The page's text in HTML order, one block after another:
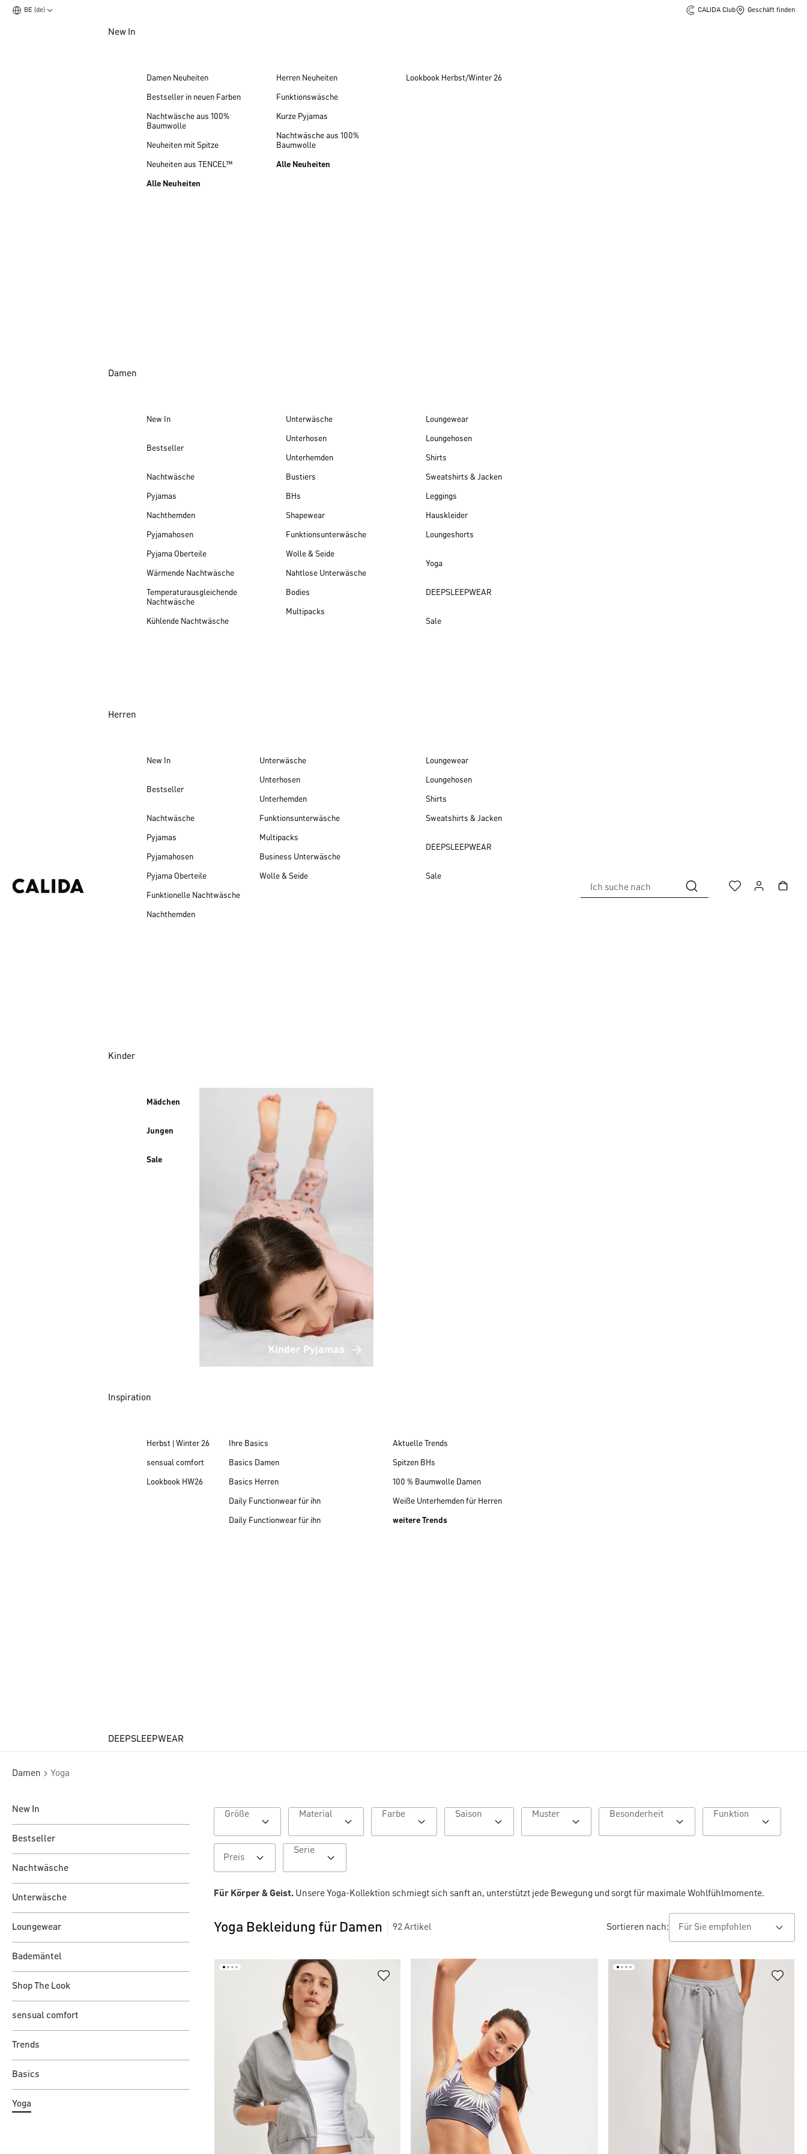
BE (de) CALIDA Club Geschäft finden
Zum Hauptinhalt springenNew In
Damen Neuheiten
Bestseller in neuen Farben
Nachtwäsche aus 100%
Baumwolle
Neuheiten mit Spitze
Neuheiten aus TENCEL™
Alle Neuheiten
Herren Neuheiten
Funktionswäsche
Kurze Pyjamas
Nachtwäsche aus 100%
Baumwolle
Alle Neuheiten
Lookbook Herbst/Winter 26
Damen
New In
Bestseller
Nachtwäsche
Pyjamas
Nachthemden
Pyjamahosen
Pyjama Oberteile
Wärmende Nachtwäsche
Temperaturausgleichende
Nachtwäsche
Kühlende Nachtwäsche
Unterwäsche
Unterhosen
Unterhemden
Bustiers
BHs
Shapewear
Funktionsunterwäsche
Wolle & Seide
Nahtlose Unterwäsche
Bodies
Multipacks
Loungewear
Loungehosen
Shirts
Sweatshirts & Jacken
Leggings
Hauskleider
Loungeshorts
Yoga
DEEPSLEEPWEAR
Sale
Herren
New In
Bestseller
Nachtwäsche
Pyjamas
Pyjamahosen
Pyjama Oberteile
Funktionelle Nachtwäsche
Nachthemden
Unterwäsche
Unterhosen
Unterhemden
Funktionsunterwäsche
Multipacks
Business Unterwäsche
Wolle & Seide
Loungewear
Loungehosen
Shirts
Sweatshirts & Jacken
DEEPSLEEPWEAR
Sale
Kinder
Mädchen
Jungen
Sale
Kinder Pyjamas
Inspiration
Herbst | Winter 26
sensual comfort
Lookbook HW26
Ihre Basics
Basics Damen
Basics Herren
Daily Functionwear für ihn
Daily Functionwear für ihn
Aktuelle Trends
Spitzen BHs
100 % Baumwolle Damen
Weiße Unterhemden für Herren
weitere Trends
DEEPSLEEPWEAR
Damen Yoga
New In
Bestseller
Nachtwäsche
Unterwäsche
Loungewear
Bademäntel
Shop The Look
sensual comfort
Trends
Basics
Yoga
Größe Material Farbe Muster Besonderheit
Preis
Serie
Für Körper & Geist. Unsere Yoga-Kollektion schmiegt sich sanft an, unterstützt jede Bewegung und sorgt für maximale Wohlfühlmomente.
Yoga Bekleidung für Damen 92Artikel Sortieren nach: